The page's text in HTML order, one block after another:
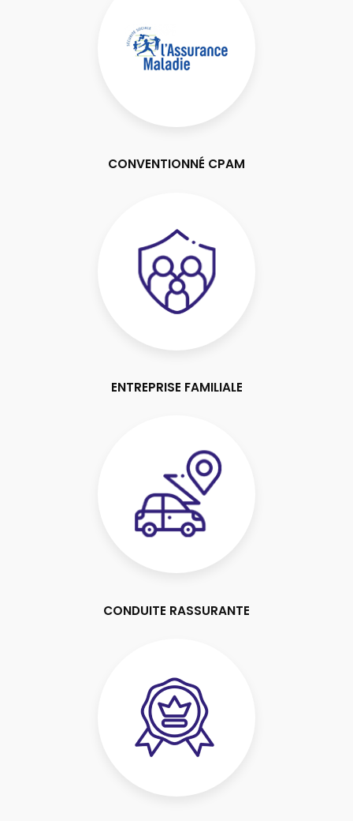
CONVENTIONNÉ CPAM
ENTREPRISE FAMILIALE
CONDUITE RASSURANTE